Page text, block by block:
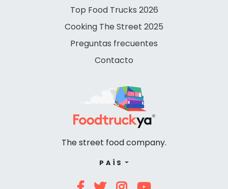
Top Food Trucks 2026
Cooking The Street 2025
Preguntas frecuentes
Contacto
The street food company.
PAÍS